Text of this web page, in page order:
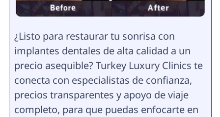
¿Listo para restaurar tu sonrisa con
implantes dentales de alta calidad a un
precio asequible? Turkey Luxury Clinics te
conecta con especialistas de confianza,
precios transparentes y apoyo de viaje
completo, para que puedas enfocarte en